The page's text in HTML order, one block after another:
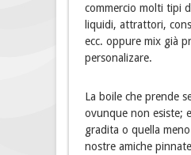
commercio molti tipi
liquidi, attrattori,
ecc. oppure mix già
personalizare.
La boile che prende
ovunque non esiste;
gradita o quella
nostre amiche